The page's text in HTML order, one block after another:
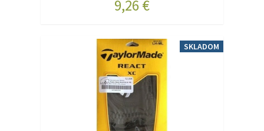
9,26 €
SKLADOM